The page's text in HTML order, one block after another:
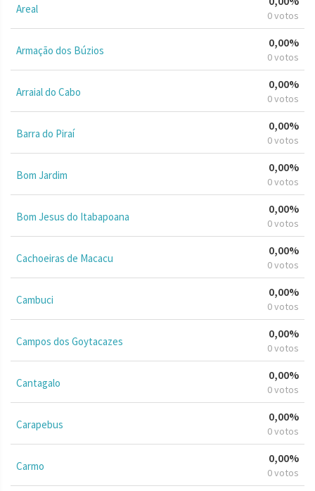
Areal 0 votos
Armação dos Búzios
0,00%
0 votos
Arraial do Cabo
0,00%
0 votos
Barra do Piraí
0,00%
0 votos
Bom Jardim
0,00%
0 votos
Bom Jesus do Itabapoana
0,00%
0 votos
Cachoeiras de Macacu
0,00%
0 votos
Cambuci
0,00%
0 votos
Campos dos Goytacazes
0,00%
0 votos
Cantagalo
0,00%
0 votos
Carapebus
0,00%
0 votos
Carmo
0,00%
0 votos